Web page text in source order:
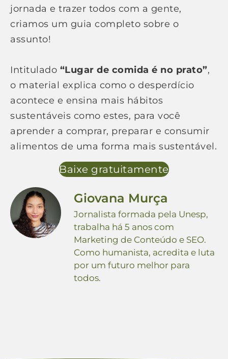
jornada e trazer todos com a gente,
criamos um guia completo sobre o
assunto!
Intitulado “Lugar de comida é no prato”,
o material explica como o desperdício
acontece e ensina mais hábitos
sustentáveis como estes, para você
aprender a comprar, preparar e consumir
alimentos de uma forma mais sustentável.
Baixe gratuitamente
Giovana Murça
Jornalista formada pela Unesp,
trabalha há 5 anos com
Marketing de Conteúdo e SEO.
Como humanista, acredita e luta
por um futuro melhor para
todos.